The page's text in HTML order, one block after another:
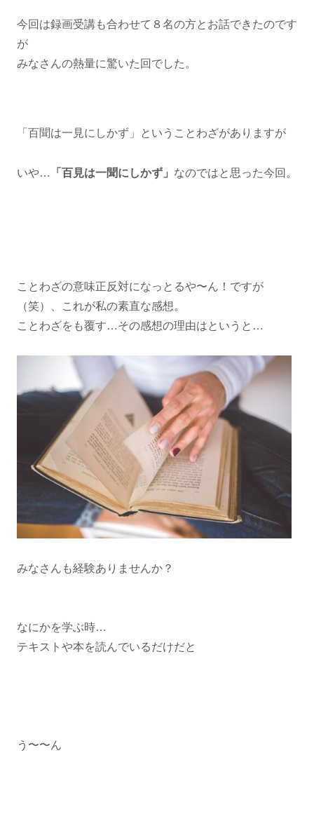
今回は録画受講も合わせて８名の方とお話できたのです
が
みなさんの熱量に驚いた回でした。
「百聞は一見にしかず」ということわざがありますが
いや… 「百見は一聞にしかず」 なのではと思った今回。
ことわざの意味正反対になっとるや〜ん！ですが
（笑）、これが私の素直な感想。
ことわざをも覆す…その感想の理由はというと…
みなさんも経験ありませんか？
なにかを学ぶ時…
テキストや本を読んでいるだけだと
う〜〜ん